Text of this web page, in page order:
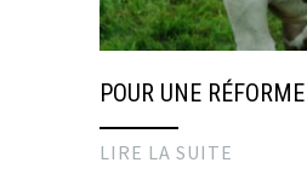
POUR UNE
LIRE LA SUITE